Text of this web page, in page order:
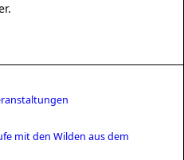
mit den Wilden aus dem